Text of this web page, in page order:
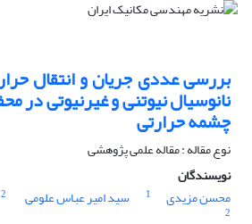
بررسی عددی جریان و انتقال
نانوسیال نیوتنی و غیرنیوتی در
چشمه حرارتی
نوع مقاله : مقاله علمی پژوهشی
نویسندگان
محسن مزیدی
1 سید امیر عباس علومی 2
2